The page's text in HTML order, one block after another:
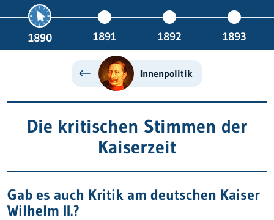
1890 1891 1892 1893
Innenpolitik
Die kritischen Stimmen der
Kaiserzeit
Gab es auch Kritik am deutschen Kaiser
Wilhelm II.?